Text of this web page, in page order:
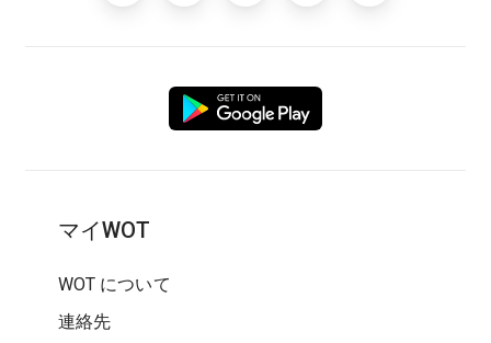
マイWOT
WOT について
連絡先